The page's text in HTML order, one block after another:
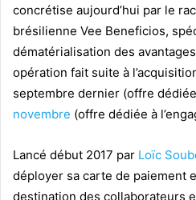
concrétise aujourd’hui par le
brésilienne Vee Beneficios,
dématérialisation des
opération fait suite à
septembre dernier (offre
novembre (offre dédiée à
Lancé début 2017 par Loïc
déployer sa carte de paiement
destination des collaborateurs